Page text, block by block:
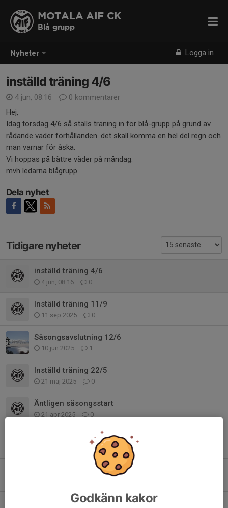
Nyheter Logga in
MOTALA AIF CK
Blå grupp
inställd träning 4/6
4 jun, 08:16
0 kommentarer
Hej,
Idag torsdag 4/6 så ställs träning in för blå-grupp på grund av
rådande väder förhållanden. det skall komma en hel del regn och
man varnar för åska.
Vi hoppas på bättre väder på måndag.
mvh ledarna blågrupp.
Dela nyhet
Tidigare nyheter
inställd träning 4/6
4 jun, 08:16 0
Inställd träning 11/9
11 sep 2025 0
Säsongsavslutning 12/6
10 jun 2025 1
Inställd träning 22/5
21 maj 2025 0
Äntligen säsongsstart
21 apr 2025 0
Inställd träning på nationaldagen!!!
0
Sista mtb träningen för säsongen!!
Godkänn kakor